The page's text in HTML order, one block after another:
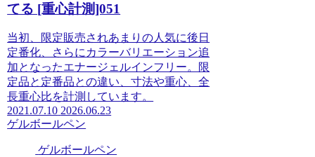
てる [重心計測]051
当初、限定販売されあまりの人気に後日
定番化、さらにカラーバリエーション追
加となったエナージェルインフリー。限
定品と定番品との違い、寸法や重心、全
長重心比を計測しています。
2021.07.10 2026.06.23
ゲルボールペン
ゲルボールペン